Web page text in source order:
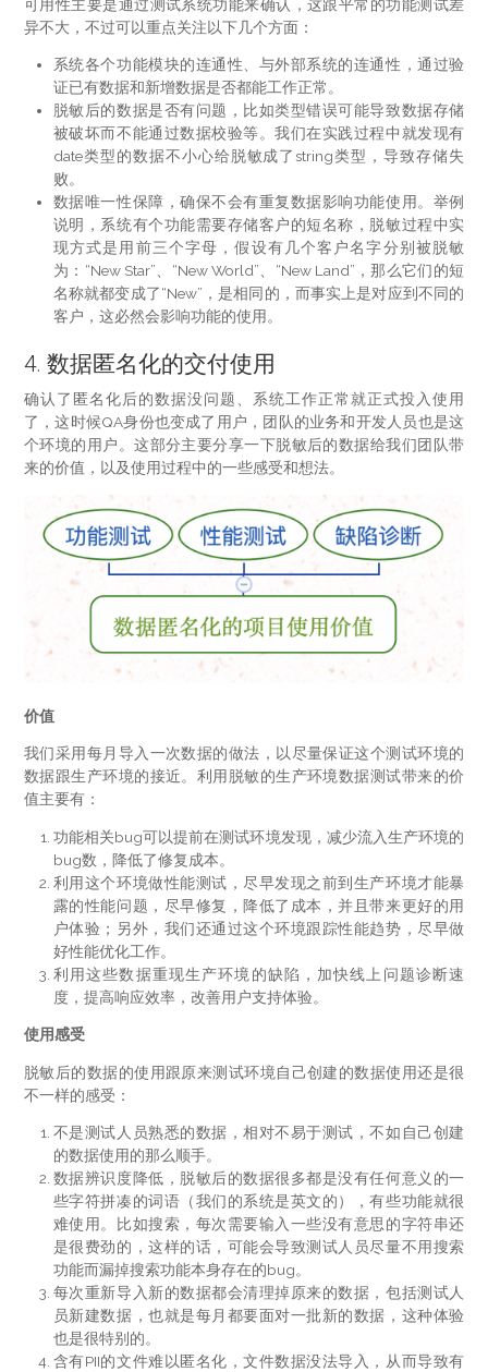
可用性主要是通过测试系统功能来确认，这跟平常的功能测试差
异不大，不过可以重点关注以下几个方面：
系统各个功能模块的连通性、与外部系统的连通性，通过验
证已有数据和新增数据是否都能工作正常。
脱敏后的数据是否有问题，比如类型错误可能导致数据存储
被破坏而不能通过数据校验等。我们在实践过程中就发现有
date类型的数据不小心给脱敏成了string类型，导致存储失
败。
数据唯一性保障，确保不会有重复数据影响功能使用。举例
说明，系统有个功能需要存储客户的短名称，脱敏过程中实
现方式是用前三个字母，假设有几个客户名字分别被脱敏
为：“New Star”、“New World”、“New Land”，那么它们的短
名称就都变成了“New”，是相同的，而事实上是对应到不同的
客户，这必然会影响功能的使用。
4. 数据匿名化的交付使用
确认了匿名化后的数据没问题、系统工作正常就正式投入使用
了，这时候QA身份也变成了用户，团队的业务和开发人员也是这
个环境的用户。这部分主要分享一下脱敏后的数据给我们团队带
来的价值，以及使用过程中的一些感受和想法。
价值
我们采用每月导入一次数据的做法，以尽量保证这个测试环境的
数据跟生产环境的接近。利用脱敏的生产环境数据测试带来的价
值主要有：
功能相关bug可以提前在测试环境发现，减少流入生产环境的
bug数，降低了修复成本。
利用这个环境做性能测试，尽早发现之前到生产环境才能暴
露的性能问题，尽早修复，降低了成本，并且带来更好的用
户体验；另外，我们还通过这个环境跟踪性能趋势，尽早做
好性能优化工作。
利用这些数据重现生产环境的缺陷，加快线上问题诊断速
度，提高响应效率，改善用户支持体验。
使用感受
脱敏后的数据的使用跟原来测试环境自己创建的数据使用还是很
不一样的感受：
不是测试人员熟悉的数据，相对不易于测试，不如自己创建
的数据使用的那么顺手。
数据辨识度降低，脱敏后的数据很多都是没有任何意义的一
些字符拼凑的词语（我们的系统是英文的），有些功能就很
难使用。比如搜索，每次需要输入一些没有意思的字符串还
是很费劲的，这样的话，可能会导致测试人员尽量不用搜索
功能而漏掉搜索功能本身存在的bug。
每次重新导入新的数据都会清理掉原来的数据，包括测试人
员新建数据，也就是每月都要面对一批新的数据，这种体验
也是很特别的。
含有PII的文件难以匿名化，文件数据没法导入，从而导致有